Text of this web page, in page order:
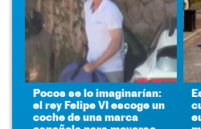
Pocos se lo imaginarían:
el rey Felipe VI escoge un
coche de una marca